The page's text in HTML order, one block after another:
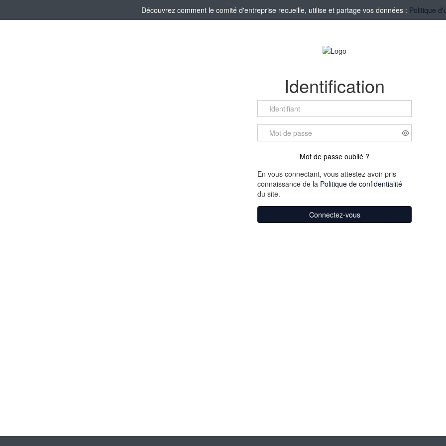
Découvrez comment le comité d'entreprise recueille, utilise et partage vos données : Politique
Identification
Mot de passe oublié ?
En vous connectant, vous attestez avoir pris
connaissance de la Politique de confidentialité
du site.
Connectez-vous